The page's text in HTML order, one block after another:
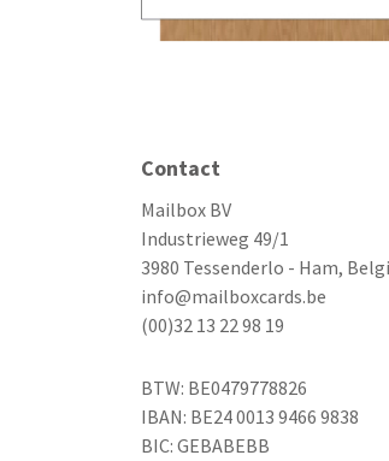
Contact
Mailbox BV
Industrieweg 49/1
3980 Tessenderlo - Ham,
info@mailboxcards.be
(00)32 13 22 98 19
BTW: BE0479778826
IBAN: BE24 0013 9466 9838
BIC: GEBABEBB